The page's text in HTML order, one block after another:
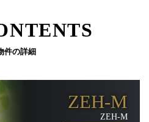
件の詳細
ZEH-M
ZEH-M